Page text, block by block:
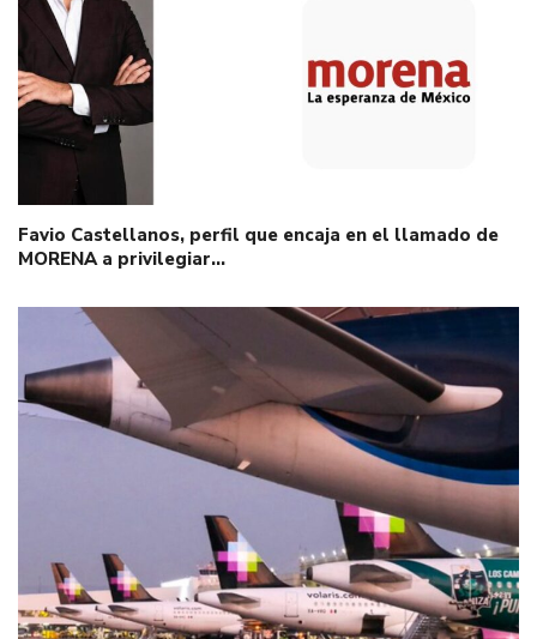
Favio Castellanos, perfil que encaja en el llamado de
MORENA a privilegiar…